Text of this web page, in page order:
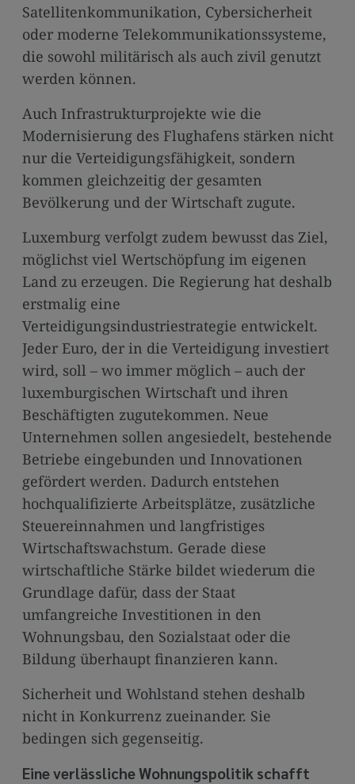
Satellitenkommunikation, Cybersicherheit
oder moderne Telekommunikationssysteme,
die sowohl militärisch als auch zivil genutzt
werden können.
Auch Infrastrukturprojekte wie die
Modernisierung des Flughafens stärken nicht
nur die Verteidigungsfähigkeit, sondern
kommen gleichzeitig der gesamten
Bevölkerung und der Wirtschaft zugute.
Luxemburg verfolgt zudem bewusst das Ziel,
möglichst viel Wertschöpfung im eigenen
Land zu erzeugen. Die Regierung hat deshalb
erstmalig eine
Verteidigungsindustriestrategie entwickelt.
Jeder Euro, der in die Verteidigung investiert
wird, soll – wo immer möglich – auch der
luxemburgischen Wirtschaft und ihren
Beschäftigten zugutekommen. Neue
Unternehmen sollen angesiedelt, bestehende
Betriebe eingebunden und Innovationen
gefördert werden. Dadurch entstehen
hochqualifizierte Arbeitsplätze, zusätzliche
Steuereinnahmen und langfristiges
Wirtschaftswachstum. Gerade diese
wirtschaftliche Stärke bildet wiederum die
Grundlage dafür, dass der Staat
umfangreiche Investitionen in den
Wohnungsbau, den Sozialstaat oder die
Bildung überhaupt finanzieren kann.
Sicherheit und Wohlstand stehen deshalb
nicht in Konkurrenz zueinander. Sie
bedingen sich gegenseitig.
Eine verlässliche Wohnungspolitik schafft